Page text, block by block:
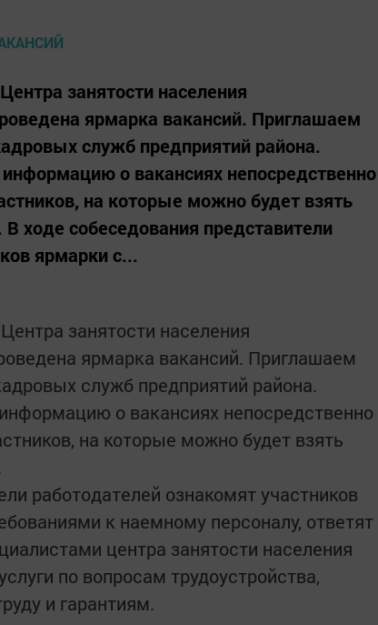
занятости населения
ярмарка вакансий. Приглашаем
служб предприятий района.
о вакансиях непосредственно
на которые можно будет взять
ходе собеседования представители
ярмарки с...
занятости населения
ярмарка вакансий. Приглашаем
служб предприятий района.
о вакансиях непосредственно
на которые можно будет взять
работодателей ознакомят участников
к наемному персоналу, ответят
центра занятости населения
по вопросам трудоустройства,
и гарантиям.